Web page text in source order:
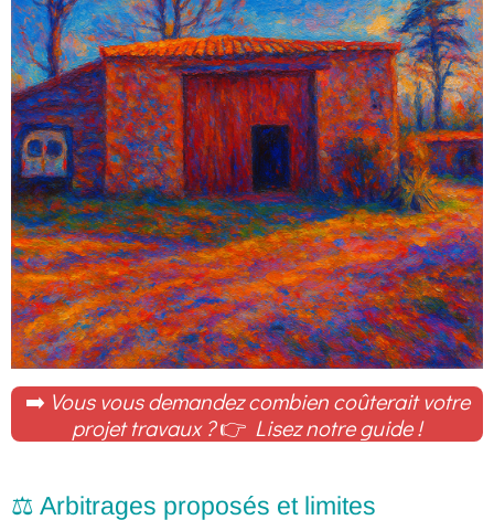
➡️ Vous vous demandez combien coûterait votre
projet travaux ?👉 Lisez notre guide !
⚖️ Arbitrages proposés et limites